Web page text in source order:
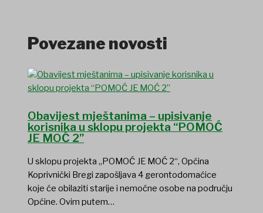
Povezane novosti
Obavijest mještanima – upisivanje
korisnika u sklopu projekta “POMOĆ
JE MOĆ 2”
U sklopu projekta „POMOĆ JE MOĆ 2“, Općina
Koprivnički Bregi zapošljava 4 gerontodomaćice
koje će obilaziti starije i nemoćne osobe na području
Općine. Ovim putem…